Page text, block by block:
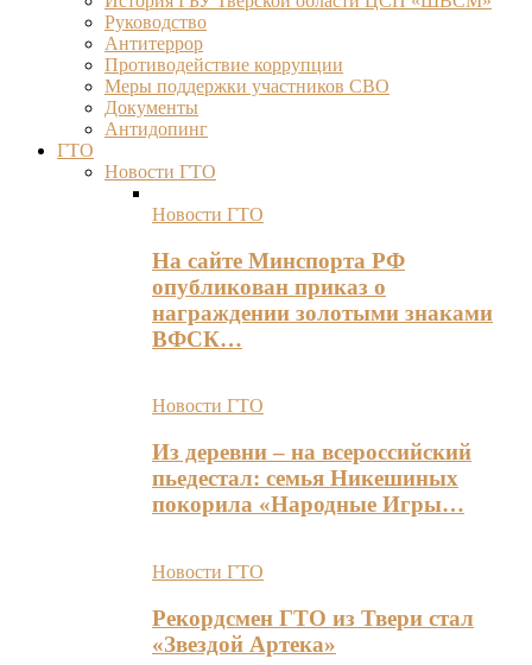
Руководство
Антитеррор
Противодействие коррупции
Меры поддержки участников СВО
Документы
Антидопинг
ГТО
Новости ГТО
Новости ГТО
На сайте Минспорта РФ
опубликован приказ о
награждении золотыми знаками
ВФСК…
Новости ГТО
Из деревни – на всероссийский
пьедестал: семья Никешиных
покорила «Народные Игры…
Новости ГТО
Рекордсмен ГТО из Твери стал
«Звездой Артека»